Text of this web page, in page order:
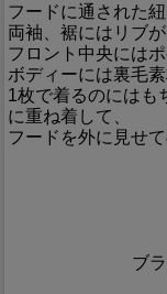
フードに通された
両袖、裾にはリブが
フロント中央には
ボディーには裏毛
1枚で着るのにはも
に重ね着して、
フードを外に見せ
ブ